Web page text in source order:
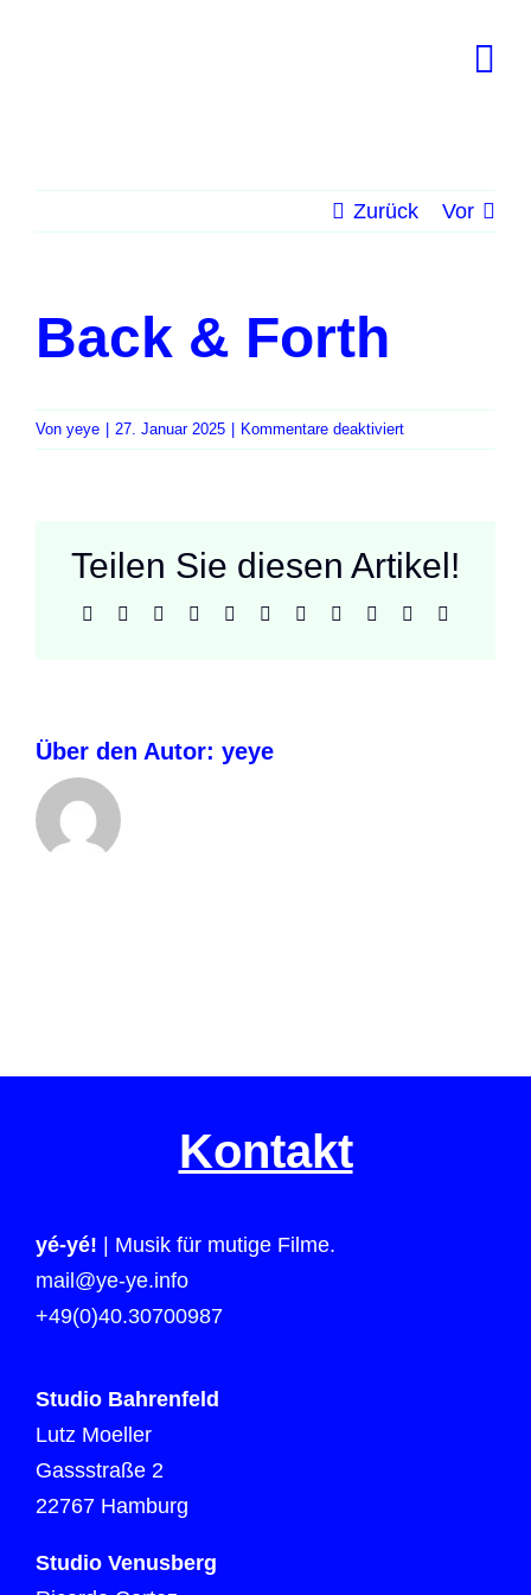
Zurück Vor
Back & Forth
Von yeye 27. Januar 2025 Kommentare deaktiviertfür
Back
Teilen Sie diesen Artikel!
Facebook Reddit LinkedInWhatsAppTelegram
TumblrPinterest Xing
Über den Autor: yeye
Kontakt
yé-yé! | Musik für mutige Filme.
mail@ye-ye.info
+49(0)40.30700987
Studio Bahrenfeld
Lutz Moeller
Gassstraße 2
22767 Hamburg
Studio Venusberg